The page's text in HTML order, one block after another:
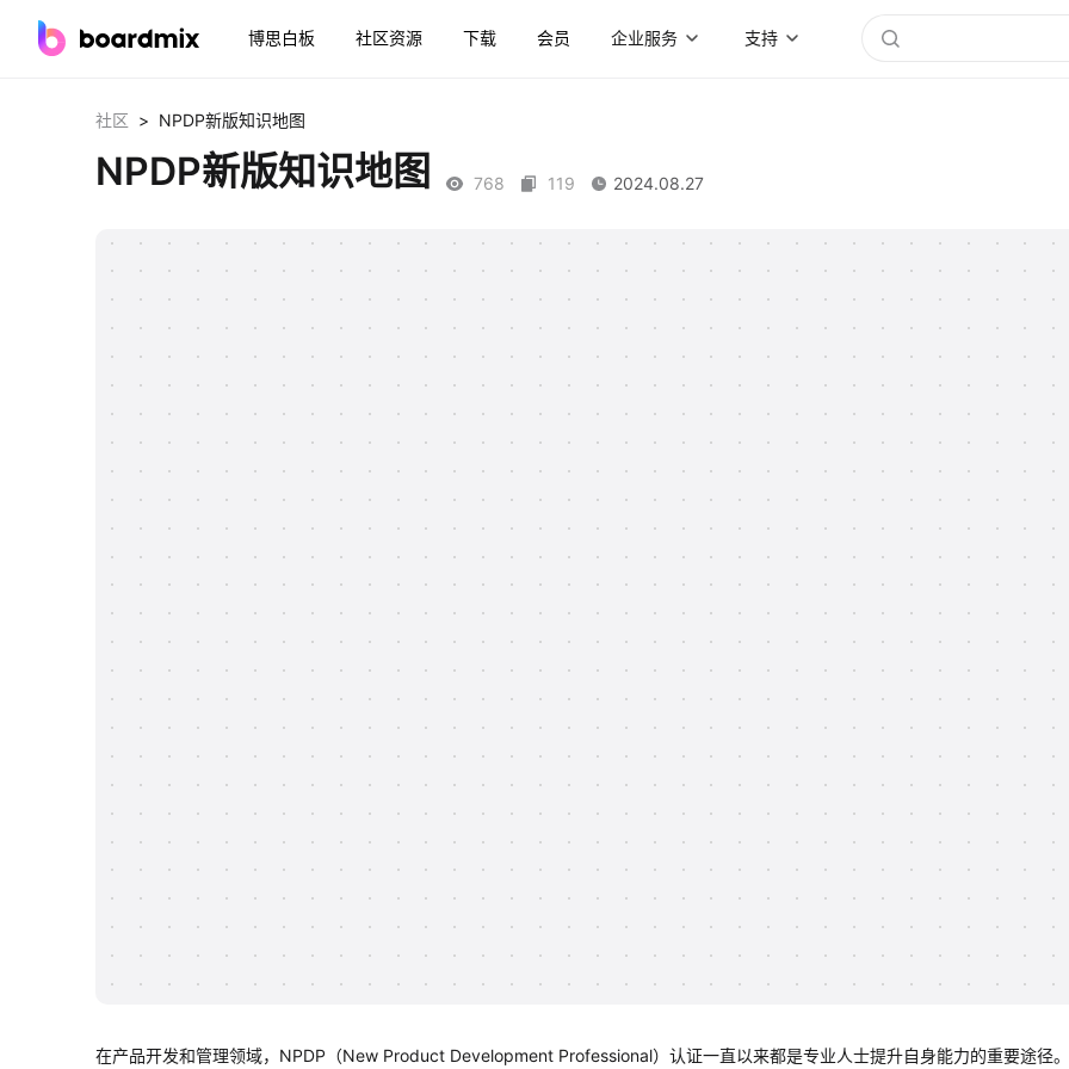
博思白板 社区资源 下载 会员 企业服务 支持
社区 > NPDP新版知识地图
NPDP新版知识地图 768 119 2024.08.27
在产品开发和管理领域，NPDP（New Product Development Professional）认证一直以来都是专业人士提升自身能力的重要途径